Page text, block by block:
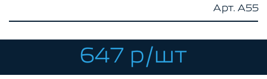
КОНСТРУКЦИОННЫЙ ПРОФИЛЬ
КОМПЛЕКТУЮЩИЕ К ЧПУ
АКСЕССУАРЫ ДЛЯ V-ПАЗА
Арт. A55
647 р/шт